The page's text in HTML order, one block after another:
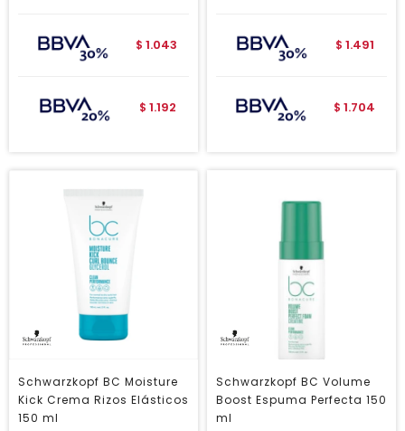
$ 1.043
$ 1.192
$ 1.491
$ 1.704
Schwarzkopf BC Moisture
Kick Crema Rizos Elásticos
150 ml
Schwarzkopf BC Volume
Boost Espuma Perfecta 150
ml